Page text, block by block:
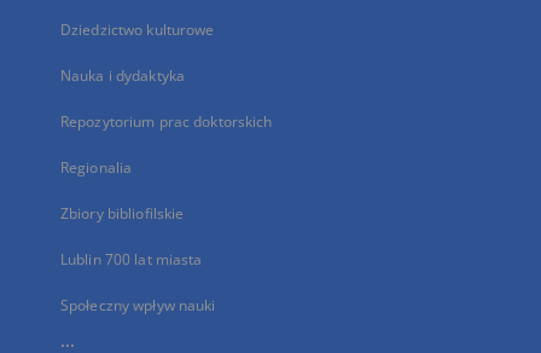
Dziedzictwo kulturowe
Nauka i dydaktyka
Repozytorium prac doktorskich
Regionalia
Zbiory bibliofilskie
Lublin 700 lat miasta
Społeczny wpływ nauki
...